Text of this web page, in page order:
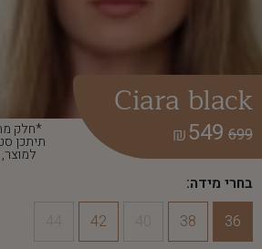
תיתכן
Ciara black
699
549
₪
בחרי מידה:
36
38
42